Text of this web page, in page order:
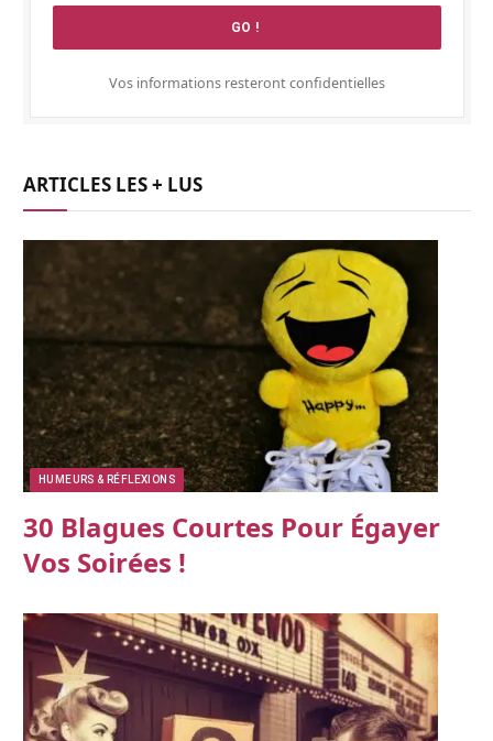
Vos informations resteront confidentielles
ARTICLES LES + LUS
HUMEURS & RÉFLEXIONS
30 Blagues Courtes Pour Égayer
Vos Soirées !